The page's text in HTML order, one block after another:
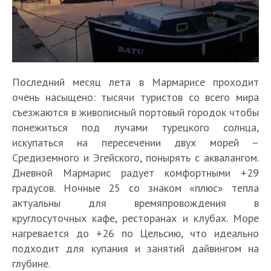
Последний месяц лета в Мармарисе проходит
очень насыщено: тысячи туристов со всего мира
съезжаются в живописный портовый городок чтобы
понежиться под лучами турецкого солнца,
искупаться на пересечении двух морей –
Средиземного и Эгейского, понырять с аквалангом.
Дневной Мармарис радует комфортными +29
градусов. Ночные 25 со знаком «плюс» тепла
актуальны для времяпровождения в
круглосуточных кафе, ресторанах и клубах. Море
нагревается до +26 по Цельсию, что идеально
подходит для купания и занятий дайвингом на
глубине.